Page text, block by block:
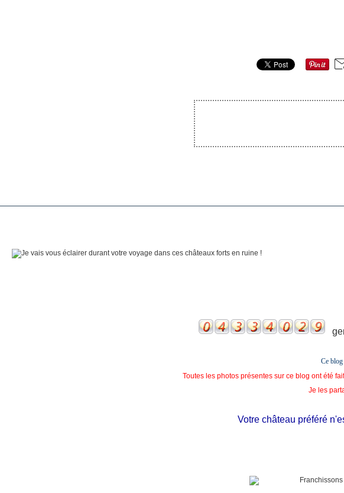
Ce blog
Toutes les photos présentes sur ce blog ont été
Je les
Votre château préféré